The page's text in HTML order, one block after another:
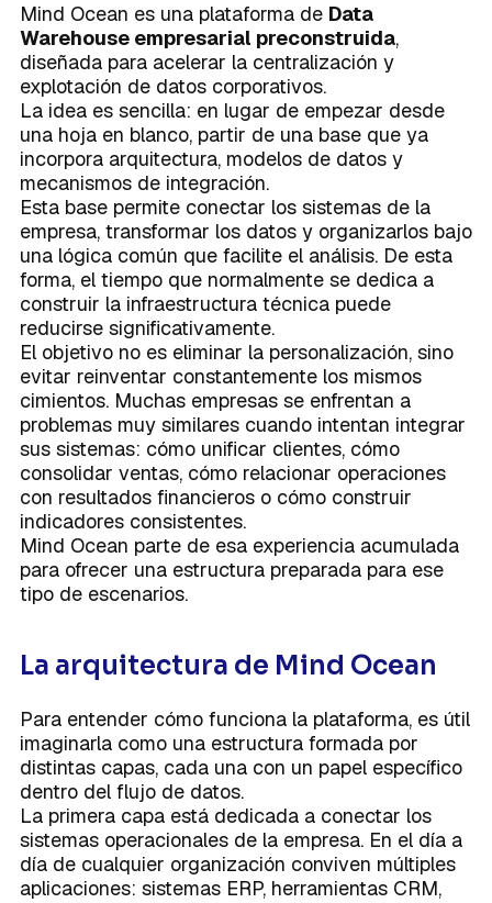
Mind Ocean es una plataforma de Data
Warehouse empresarial preconstruida,
diseñada para acelerar la centralización y
explotación de datos corporativos.
La idea es sencilla: en lugar de empezar desde
una hoja en blanco, partir de una base que ya
incorpora arquitectura, modelos de datos y
mecanismos de integración.
Esta base permite conectar los sistemas de la
empresa, transformar los datos y organizarlos bajo
una lógica común que facilite el análisis. De esta
forma, el tiempo que normalmente se dedica a
construir la infraestructura técnica puede
reducirse significativamente.
El objetivo no es eliminar la personalización, sino
evitar reinventar constantemente los mismos
cimientos. Muchas empresas se enfrentan a
problemas muy similares cuando intentan integrar
sus sistemas: cómo unificar clientes, cómo
consolidar ventas, cómo relacionar operaciones
con resultados financieros o cómo construir
indicadores consistentes.
Mind Ocean parte de esa experiencia acumulada
para ofrecer una estructura preparada para ese
tipo de escenarios.
La arquitectura de Mind Ocean
Para entender cómo funciona la plataforma, es útil
imaginarla como una estructura formada por
distintas capas, cada una con un papel específico
dentro del flujo de datos.
La primera capa está dedicada a conectar los
sistemas operacionales de la empresa. En el día a
día de cualquier organización conviven múltiples
aplicaciones: sistemas ERP, herramientas CRM,